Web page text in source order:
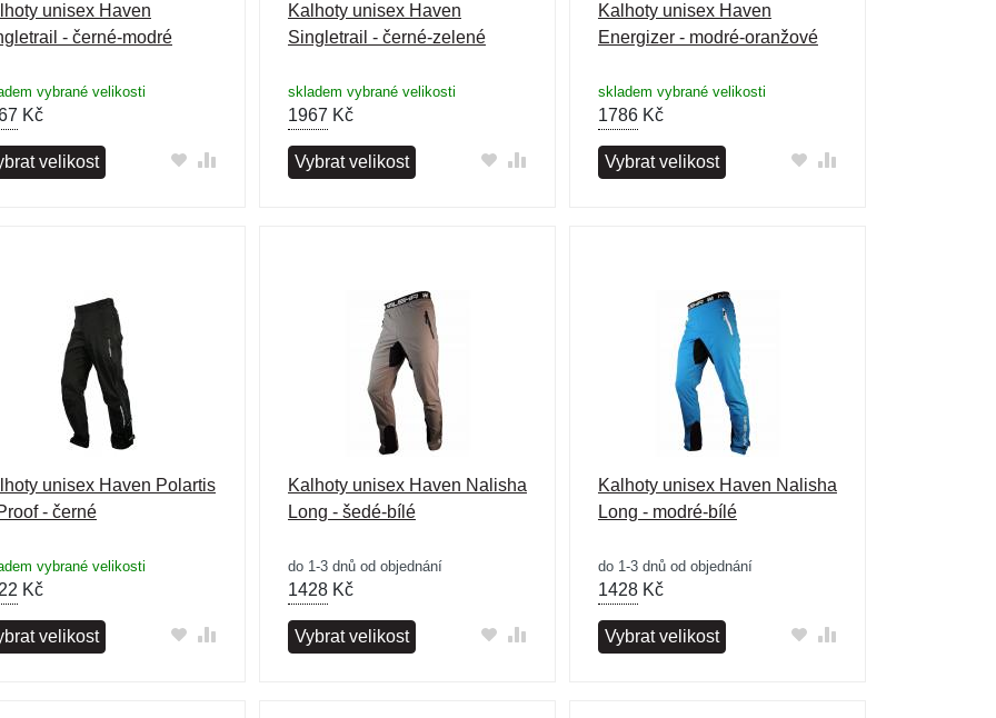
unisex Haven
- černé-modré
vybrané velikosti
Kč
velikost
Kalhoty unisex Haven
Singletrail - černé-zelené
skladem vybrané velikosti
1967 Kč
Vybrat velikost
Kalhoty unisex Haven
Energizer - modré-oranžové
skladem vybrané velikosti
1786Kč
Vybrat velikost
unisex Haven Polartis
- černé
vybrané velikosti
Kč
velikost
Kalhoty unisex Haven Nalisha
Long - šedé-bílé
do 1-3 dnů od objednání
1428Kč
Vybrat velikost
Kalhoty unisex Haven Nalisha
Long - modré-bílé
do 1-3 dnů od objednání
1428Kč
Vybrat velikost